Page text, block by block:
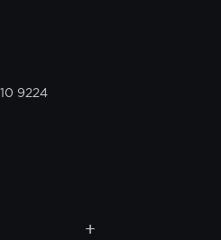
9224